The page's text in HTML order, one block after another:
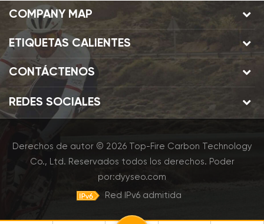
bicicleta plegable
COMPANY MAP
ETIQUETAS CALIENTES
CONTÁCTENOS
REDES SOCIALES
Derechos de autor © 2026 Top-Fire Carbon Technology
Co., Ltd. Reservados todos los derechos. Poder
por:dyyseo.com
Red IPv6 admitida